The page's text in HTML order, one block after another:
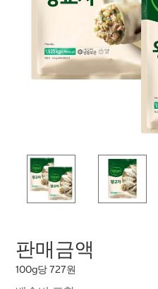
판매금액
100g당 727원